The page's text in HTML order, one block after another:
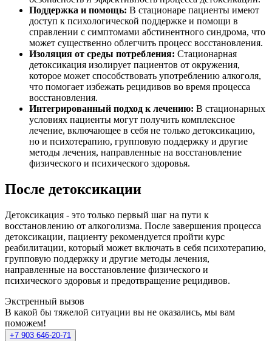
Поддержка и помощь: В стационаре пациенты имеют
доступ к психологической поддержке и помощи в
справлении с симптомами абстинентного синдрома, что
может существенно облегчить процесс восстановления.
Изоляция от среды потребления: Стационарная
детоксикация изолирует пациентов от окружения,
которое может способствовать употреблению алкоголя,
что помогает избежать рецидивов во время процесса
восстановления.
Интегрированный подход к лечению: В стационарных
условиях пациенты могут получить комплексное
лечение, включающее в себя не только детоксикацию,
но и психотерапию, групповую поддержку и другие
методы лечения, направленные на восстановление
физического и психического здоровья.
После детоксикации
Детоксикация - это только первый шаг на пути к
восстановлению от алкоголизма. После завершения процесса
детоксикации, пациенту рекомендуется пройти курс
реабилитации, который может включать в себя психотерапию,
групповую поддержку и другие методы лечения,
направленные на восстановление физического и
психического здоровья и предотвращение рецидивов.
Экстренный вызов
В какой бы тяжелой ситуации вы не оказались, мы вам
поможем!
+7 903 646-20-71